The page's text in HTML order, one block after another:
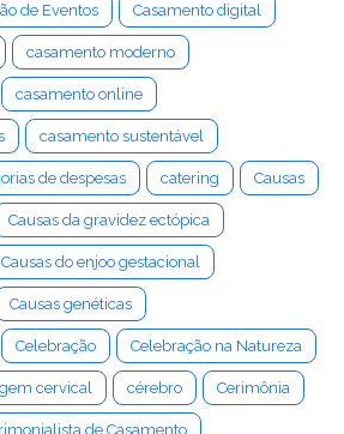
de Eventos Casamento digital
casamento moderno
casamento online
casamento sustentável
de despesas catering Causas
Causas da gravidez ectópica
Causas do enjoo gestacional
Causas genéticas
Celebração Celebração na Natureza
cervical cérebro Cerimônia
de Casamento